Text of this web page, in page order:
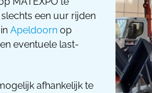
een uur rijden
Apeldoorn op
eventuele last-
afhankelijk te